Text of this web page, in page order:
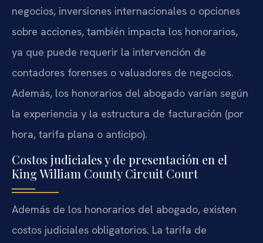
negocios, inversiones internacionales o opciones
sobre acciones, también impacta los honorarios,
ya que puede requerir la intervención de
contadores forenses o valuadores de negocios.
Además, los honorarios del abogado varían según
la experiencia y la estructura de facturación (por
hora, tarifa plana o anticipo).
Costos judiciales y de presentación en el
King William County Circuit Court
Además de los honorarios del abogado, existen
costos judiciales obligatorios. La tarifa de